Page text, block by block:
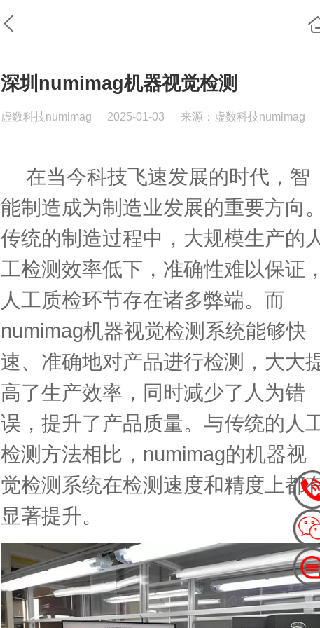
深圳numimag机器视觉检测
虚数科技numimag 2025-01-03 来源：虚数科技numimag
在当今科技飞速发展的时代，智
能制造成为制造业发展的重要方向。
传统的制造过程中，大规模生产的
工检测效率低下，准确性难以保证，
人工质检环节存在诸多弊端。而
numimag机器视觉检测系统能够快
速、准确地对产品进行检测，大大
高了生产效率，同时减少了人为错
误，提升了产品质量。与传统的人
检测方法相比，numimag的机器视
觉检测系统在检测速度和精度上都
显著提升。